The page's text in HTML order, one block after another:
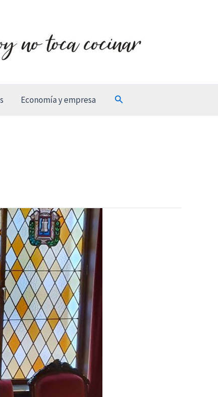
Economía y empresa Buscar